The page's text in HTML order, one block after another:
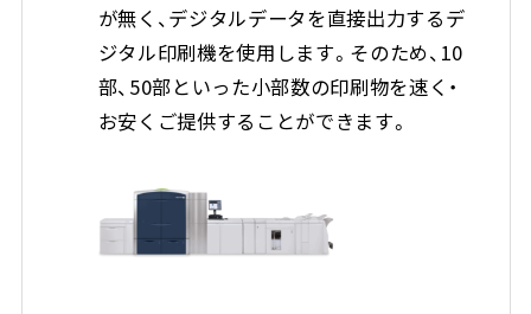
が無く、デジタルデータを直接出力するデ
ジタル印刷機を使用します。そのため、10
部、50部といった小部数の印刷物を速く・
お安くご提供することができます。